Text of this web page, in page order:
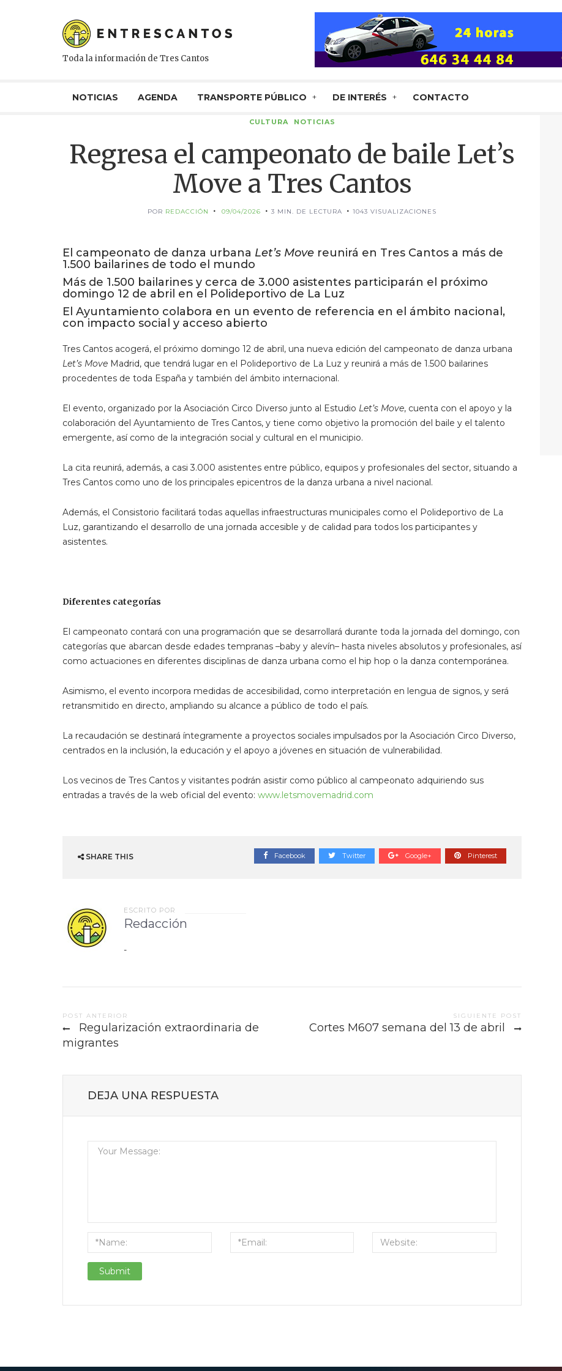
Toda la información de Tres Cantos
NOTICIAS AGENDA TRANSPORTE PÚBLICO DE INTERÉS CONTACTO
CULTURA NOTICIAS
Regresa el campeonato de baile Let’s
Move a Tres Cantos
POR REDACCIÓN 09/04/2026 3 MIN. DE LECTURA 1043 VISUALIZACIONES
El campeonato de danza urbana Let’s Move reunirá en Tres Cantos a más de
1.500 bailarines de todo el mundo
Más de 1.500 bailarines y cerca de 3.000 asistentes participarán el próximo
domingo 12 de abril en el Polideportivo de La Luz
El Ayuntamiento colabora en un evento de referencia en el ámbito nacional,
con impacto social y acceso abierto
Tres Cantos acogerá, el próximo domingo 12 de abril, una nueva edición del campeonato de danza urbana
Let’s Move Madrid, que tendrá lugar en el Polideportivo de La Luz y reunirá a más de 1.500 bailarines
procedentes de toda España y también del ámbito internacional.
El evento, organizado por la Asociación Circo Diverso junto al Estudio Let’s Move, cuenta con el apoyo y la
colaboración del Ayuntamiento de Tres Cantos, y tiene como objetivo la promoción del baile y el talento
emergente, así como de la integración social y cultural en el municipio.
La cita reunirá, además, a casi 3.000 asistentes entre público, equipos y profesionales del sector, situando a
Tres Cantos como uno de los principales epicentros de la danza urbana a nivel nacional.
Además, el Consistorio facilitará todas aquellas infraestructuras municipales como el Polideportivo de La
Luz, garantizando el desarrollo de una jornada accesible y de calidad para todos los participantes y
asistentes.
Diferentes categorías
El campeonato contará con una programación que se desarrollará durante toda la jornada del domingo, con
categorías que abarcan desde edades tempranas –baby y alevín– hasta niveles absolutos y profesionales, así
como actuaciones en diferentes disciplinas de danza urbana como el hip hop o la danza contemporánea.
Asimismo, el evento incorpora medidas de accesibilidad, como interpretación en lengua de signos, y será
retransmitido en directo, ampliando su alcance a público de todo el país.
La recaudación se destinará íntegramente a proyectos sociales impulsados por la Asociación Circo Diverso,
centrados en la inclusión, la educación y el apoyo a jóvenes en situación de vulnerabilidad.
Los vecinos de Tres Cantos y visitantes podrán asistir como público al campeonato adquiriendo sus
entradas a través de la web oficial del evento: www.letsmovemadrid.com
SHARE THIS Facebook Twitter Google+ Pinterest
ESCRITO POR
Redacción
-
Post
navigation
POST ANTERIOR
Regularización extraordinaria de
migrantes
SIGUIENTE POST
Cortes M607 semana del 13 de abril
DEJA UNA RESPUESTA